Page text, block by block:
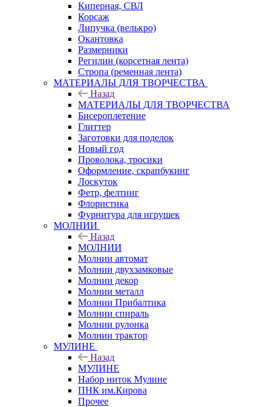
Киперная, СВЛ
Корсаж
Липучка (велькро)
Окантовка
Размерники
Регилин (корсетная лента)
Стропа (ременная лента)
МАТЕРИАЛЫ ДЛЯ ТВОРЧЕСТВА
Назад
МАТЕРИАЛЫ ДЛЯ ТВОРЧЕСТВА
Бисероплетение
Глиттер
Заготовки для поделок
Новый год
Проволока, тросики
Оформление, скрапбукинг
Лоскуток
Фетр, фелтинг
Флористика
Фурнитура для игрушек
МОЛНИИ
Назад
МОЛНИИ
Молнии автомат
Молнии двухзамковые
Молнии декор
Молнии металл
Молнии Прибалтика
Молнии спираль
Молнии рулонка
Молнии трактор
МУЛИНЕ
Назад
МУЛИНЕ
Набор ниток Мулине
ПНК им.Кирова
Прочее